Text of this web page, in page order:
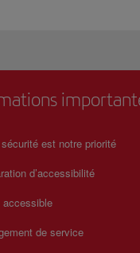
est notre priorité
d’accessibilité
accessible
de service